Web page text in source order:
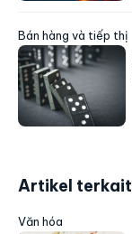
Bán hàng và tiếp thị
Artikel terkait
Văn hóa